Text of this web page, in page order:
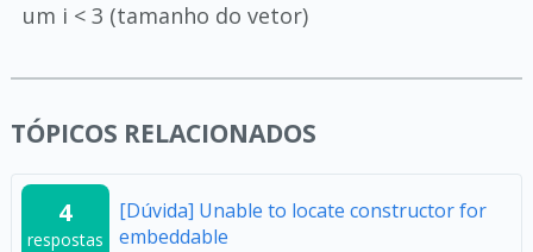
um i < 3 (tamanho do vetor)
TÓPICOS RELACIONADOS
4
respostas
[Dúvida] Unable to locate constructor for
embeddable